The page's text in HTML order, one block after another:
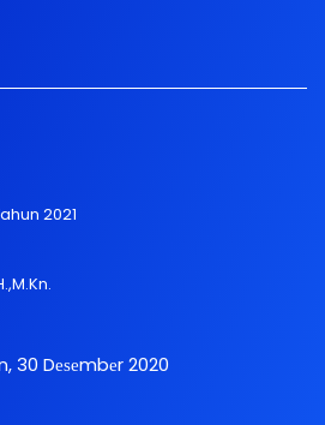
2021
30 Dеѕеmbеr 2020